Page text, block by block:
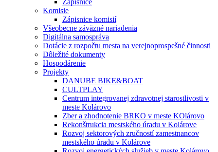
Zápisnice
Komisie
Zápisnice komisií
Všeobecne záväzné nariadenia
Digitálna samospráva
Dotácie z rozpočtu mesta na verejnoprospešné činnosti
Dôležité dokumenty
Hospodárenie
Projekty
DANUBE BIKE&BOAT
CULTPLAY
Centrum integrovanej zdravotnej starostlivosti v
meste Kolárovo
Zber a zhodnotenie BRKO v meste KOlárovo
Rekonštrukcia mestského úradu v Kolárove
Rozvoj sektorových zručností zamestnancov
mestského úradu v Kolárove